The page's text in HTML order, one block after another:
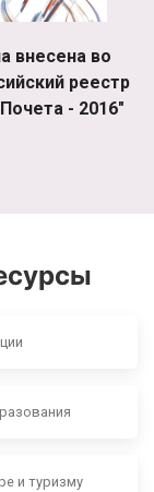
внесена во
реестр
- 2016"
и туризму